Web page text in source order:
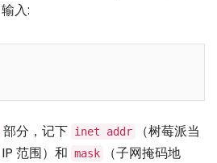
入:
部分，记下 inet addr
（树莓派当
IP 范围）和 mask
（子网掩码地